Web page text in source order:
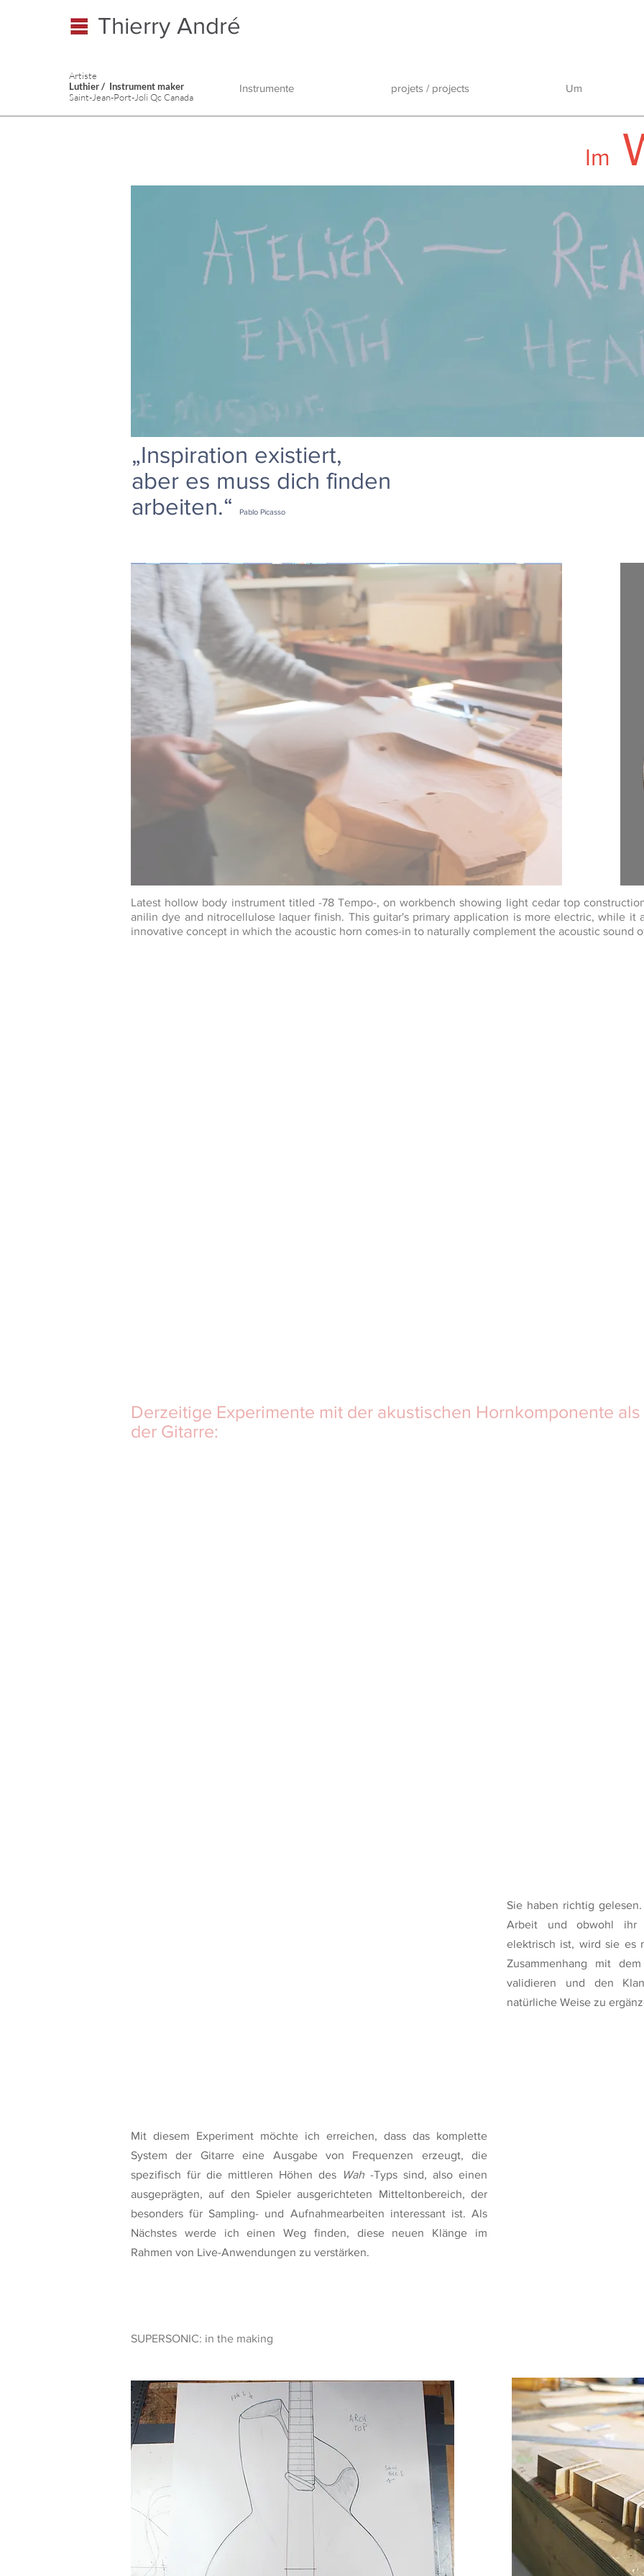
Thierry André
Artiste
Luthier / Instrument maker
Saint-Jean-Port-Joli Qc Canada
Instrumente projets / projects Um
Im
„Inspiration existiert,
aber es muss dich finden
arbeiten.“
Pablo Picasso
Latest hollow body instrument titled -78 Tempo-, on workbench showing light cedar top
anilin dye and nitrocellulose laquer finish. This guitar's primary application is more electric, while it
innovative concept in which the acoustic horn comes-in to naturally complement the acoustic sound
Derzeitige Experimente mit der akustischen Hornkomponente
der Gitarre:
Sie haben richtig
Arbeit und obwohl ihr
elektrisch ist, wird sie es
Zusammenhang mit
validieren und den
natürliche Weise zu
Mit diesem Experiment möchte ich erreichen, dass das komplette
System der Gitarre eine Ausgabe von Frequenzen erzeugt, die
spezifisch für die mittleren Höhen des
Wah -Typs sind, also einen
ausgeprägten, auf den Spieler ausgerichteten Mitteltonbereich, der
besonders für Sampling- und Aufnahmearbeiten interessant ist. Als
Nächstes werde ich einen Weg finden, diese neuen Klänge im
Rahmen von Live-Anwendungen zu verstärken.
SUPERSONIC: in the making